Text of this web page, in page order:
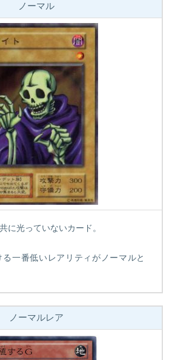
ノーマル
に光っていないカード。
一番低いレアリティがノーマルと
ノーマルレア